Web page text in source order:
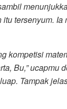
tersenyum. Ia
kompetisi
Bu,” ucapmu
Tampak